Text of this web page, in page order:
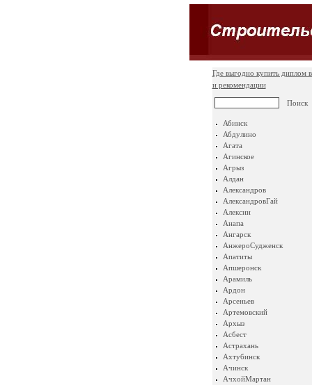
Где выгодно купить диплом
и рекомендации
Абинск
Абдулино
Агата
Агинское
Агрыз
Алдан
Александров
АлександровГай
Алексин
Анапа
Ангарск
АнжероСудженск
Апатиты
Апшеронск
Арамиль
Ардон
Арсеньев
Артемовский
Архыз
Асбест
Астрахань
Ахтубинск
Ачинск
АчхойМартан